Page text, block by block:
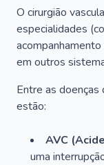
O cirurgião
especialidades
em outros
Entre as doenças
estão:
AVC
uma